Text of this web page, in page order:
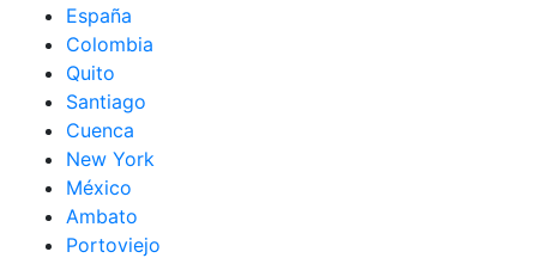
España
Colombia
Quito
Santiago
Cuenca
New York
México
Ambato
Portoviejo